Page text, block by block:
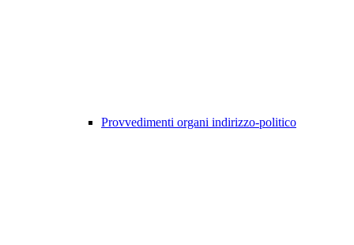
Provvedimenti organi indirizzo-politico